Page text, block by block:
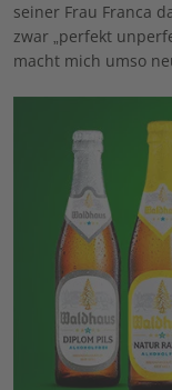
seiner Frau Franca
zwar „perfekt
macht mich umso